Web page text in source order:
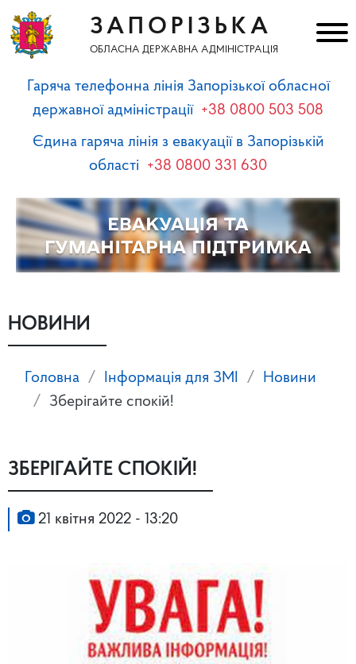
ЗАПОРІЗЬКА
ОБЛАСНА ДЕРЖАВНА АДМІНІСТРАЦІЯ
Гаряча телефонна лінія Запорізької обласної
державної адміністрації +38 0800 503 508
Єдина гаряча лінія з евакуації в Запорізькій
області +38 0800 331 630
НОВИНИ
Головна Інформація для ЗМІ
Новини
Зберігайте спокій!
ЗБЕРІГАЙТЕ СПОКІЙ!
21 квітня 2022 - 13:20